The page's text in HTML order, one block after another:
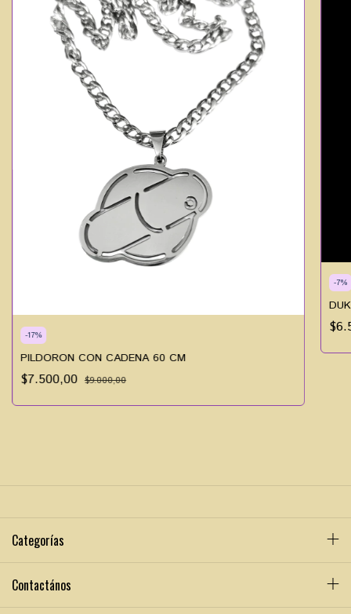
-17%
PILDORON CON CADENA 60 CM
$7.500,00 $9.000,00
-7%
Categorías
Contactános